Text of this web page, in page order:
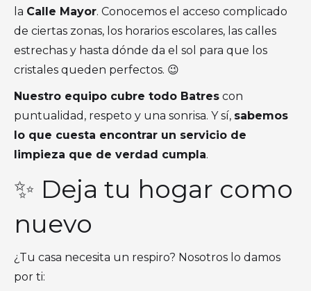
la Calle Mayor. Conocemos el acceso complicado
de ciertas zonas, los horarios escolares, las calles
estrechas y hasta dónde da el sol para que los
cristales queden perfectos. 😉
Nuestro equipo cubre todo Batres con
puntualidad, respeto y una sonrisa. Y sí, sabemos
lo que cuesta encontrar un servicio de
limpieza que de verdad cumpla.
✨ Deja tu hogar como
nuevo
¿Tu casa necesita un respiro? Nosotros lo damos
por ti: